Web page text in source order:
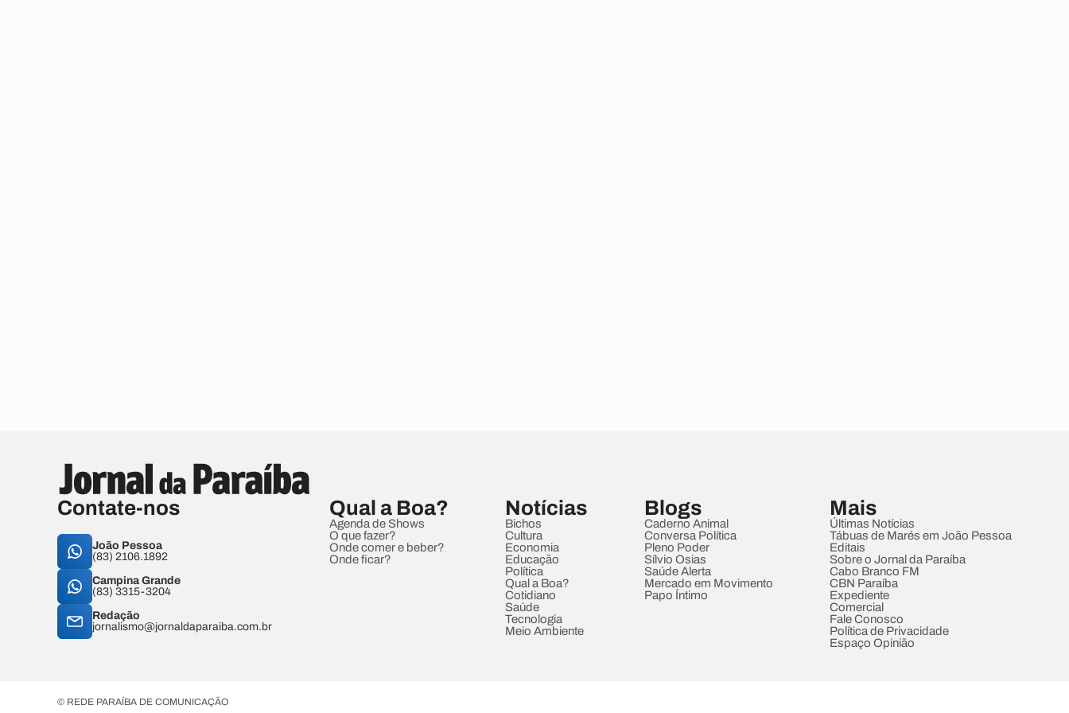
Contate-nos
João Pessoa
(83) 2106.1892
Campina Grande
(83) 3315-3204
Redação
jornalismo@jornaldaparaiba.com.br
Qual a Boa?
Agenda de Shows
O que fazer?
Onde comer e beber?
Onde ficar?
Notícias
Bichos
Cultura
Economia
Educação
Política
Qual a Boa?
Cotidiano
Saúde
Tecnologia
Meio Ambiente
Blogs
Caderno Animal
Conversa Política
Pleno Poder
Sílvio Osias
Saúde Alerta
Mercado em Movimento
Papo Íntimo
Mais
Últimas Notícias
Tábuas de Marés em João Pessoa
Editais
Sobre o Jornal da Paraíba
Cabo Branco FM
CBN Paraíba
Expediente
Comercial
Fale Conosco
Política de Privacidade
Espaço Opinião
© REDE PARAÍBA DE COMUNICAÇÃO